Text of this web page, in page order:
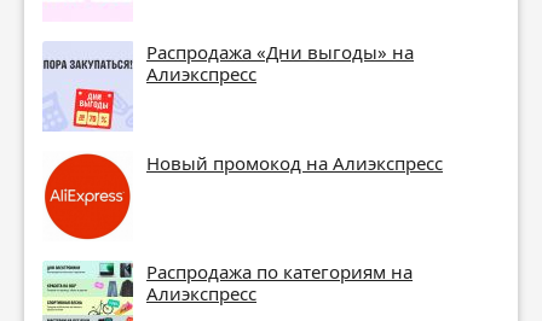
Распродажа «Дни выгоды» на
Алиэкспресс
Новый промокод на Алиэкспресс
Распродажа по категориям на
Алиэкспресс